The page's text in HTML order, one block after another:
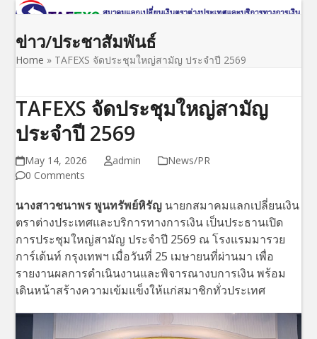
Skip
content
Open
mobile
menu
Close
mobile
menu
ข่าว/ประชาสัมพันธ์
Home » TAFEXS จัดประชุมใหญ่สามัญ ประจำปี 2569
TAFEXS จัดประชุมใหญ่สามัญ
ประจำปี 2569
May 14, 2026 admin
News/PR
0 Comments
นางสาวชนาพร พูนทรัพย์หิรัญ นายกสมาคมแลกเปลี่ยนเงิน
ตราต่างประเทศและบริการทางการเงิน เป็นประธานเปิด
การประชุมใหญ่สามัญ ประจำปี 2569 ณ โรงแรมมารวย
การ์เด้นท์ กรุงเทพฯ เมื่อวันที่ 25 เมษายนที่ผ่านมา เพื่อ
รายงานผลการดำเนินงานและพิจารณางบการเงิน พร้อม
เดินหน้าสร้างความเข้มแข็งให้แก่สมาชิกทั่วประเทศ